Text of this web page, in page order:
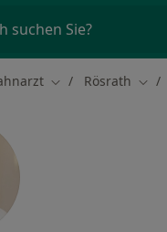
suchen Sie?
Stadt ändern
Rösrath